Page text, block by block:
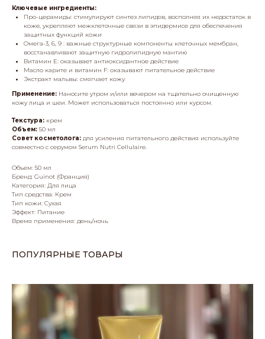
Ключевые ингредиенты:
Про-церамиды: стимулируют синтез липидов, восполняя их недостаток в
коже, укрепляют межклеточные связи в эпидермисе для обеспечения
защитных функций кожи
Омега-3, 6, 9 : важные структурные компоненты клеточных мембран,
восстанавливают защитную гидролипидную мантию
Витамин Е: оказывает антиоксидантное действие
Масло карите и витамин F: оказывают питательное действие
Экстракт мальвы: смягчает кожу
Применение: Наносите утром и/или вечером на тщательно очищенную
кожу лица и шеи. Может использоваться постоянно или курсом.
Текстура: крем
Объем: 50 мл
Совет косметолога: для усиления питательного действия используйте
совместно с серумом Serum Nutri Cellulaire.
Объем: 50 мл
Бренд: Guinot (Франция)
Категория: Для лица
Тип средства: Крем
Тип кожи: Сухая
Эффект: Питание
Время применения: день/ночь
ПОПУЛЯРНЫЕ ТОВАРЫ